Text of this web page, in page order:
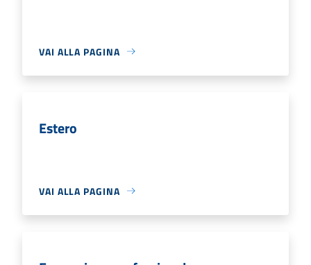
VAI ALLA PAGINA
Estero
VAI ALLA PAGINA